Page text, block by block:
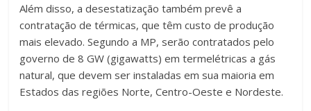
Além disso, a desestatização também prevê a
contratação de térmicas, que têm custo de produção
mais elevado. Segundo a MP, serão contratados pelo
governo de 8 GW (gigawatts) em termelétricas a gás
natural, que devem ser instaladas em sua maioria em
Estados das regiões Norte, Centro-Oeste e Nordeste.